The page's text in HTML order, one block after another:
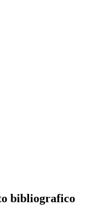
bibliografico